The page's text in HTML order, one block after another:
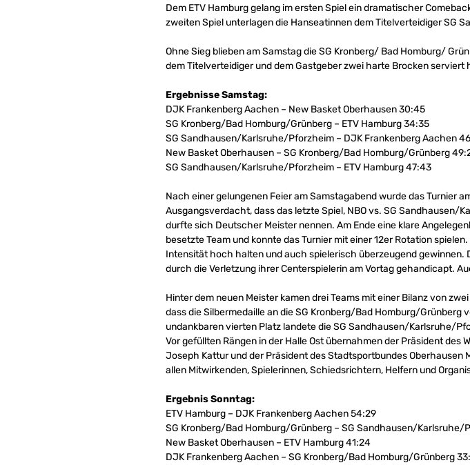
Dem ETV Hamburg gelang im ersten Spiel ein dramatischer
zweiten Spiel unterlagen die Hanseatinnen dem Titelverteidiger SG
Ohne Sieg blieben am Samstag die SG Kronberg/ Bad Homburg/
dem Titelverteidiger und dem Gastgeber zwei harte Brocken serviert
Ergebnisse Samstag:
DJK Frankenberg Aachen – New Basket Oberhausen 30:45
SG Kronberg/Bad Homburg/Grünberg – ETV Hamburg 34:35
SG Sandhausen/Karlsruhe/Pforzheim – DJK Frankenberg Aachen
New Basket Oberhausen – SG Kronberg/Bad Homburg/Grünberg
SG Sandhausen/Karlsruhe/Pforzheim – ETV Hamburg 47:43
Nach einer gelungenen Feier am Samstagabend wurde das Turnier
Ausgangsverdacht, dass das letzte Spiel, NBO vs. SG
durfte sich Deutscher Meister nennen. Am Ende eine klare
besetzte Team und konnte das Turnier mit einer 12er Rotation
Intensität hoch halten und auch spielerisch überzeugend
durch die Verletzung ihrer Centerspielerin am Vortag gehandicapt.
Hinter dem neuen Meister kamen drei Teams mit einer Bilanz von
dass die Silbermedaille an die SG Kronberg/Bad Homburg/Grünberg
undankbaren vierten Platz landete die SG Sandhausen/Karlsruhe/
Vor gefüllten Rängen in der Halle Ost übernahmen der Präsident
Joseph Kattur und der Präsident des Stadtsportbundes
allen Mitwirkenden, Spielerinnen, Schiedsrichtern, Helfern und
Ergebnis Sonntag:
ETV Hamburg – DJK Frankenberg Aachen 54:29
SG Kronberg/Bad Homburg/Grünberg – SG Sandhausen/Karlsruhe/
New Basket Oberhausen – ETV Hamburg 41:24
DJK Frankenberg Aachen – SG Kronberg/Bad Homburg/Grünberg